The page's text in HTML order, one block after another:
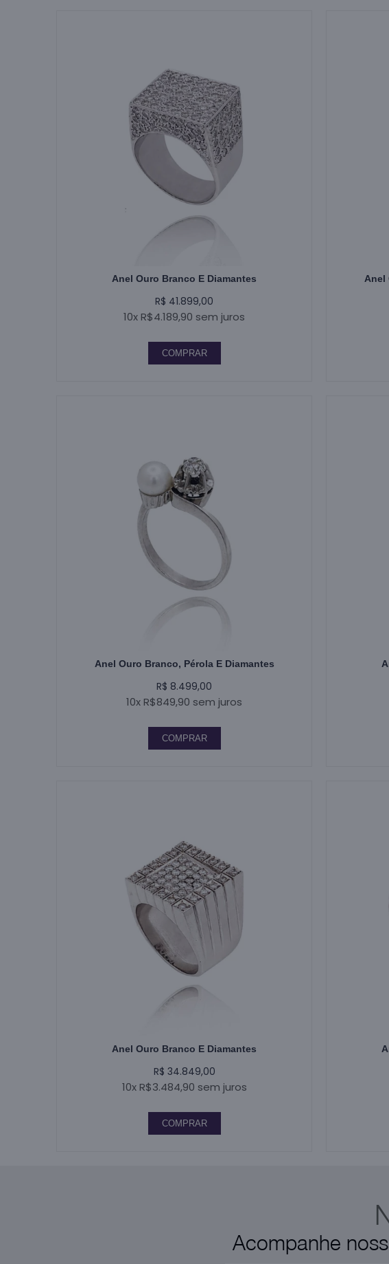
Anel Ouro Branco E Diamantes
R$ 41.899,00
10x R$4.189,90 sem juros
COMPRAR
Anel
Anel Ouro Branco, Pérola E Diamantes
R$ 8.499,00
10x R$849,90 sem juros
COMPRAR
Anel Ouro Branco E Diamantes
R$ 34.849,00
10x R$3.484,90 sem juros
COMPRAR
Acompanhe